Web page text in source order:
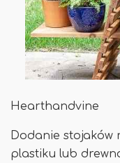
Hearthandvine
Dodanie stojaków
plastiku lub